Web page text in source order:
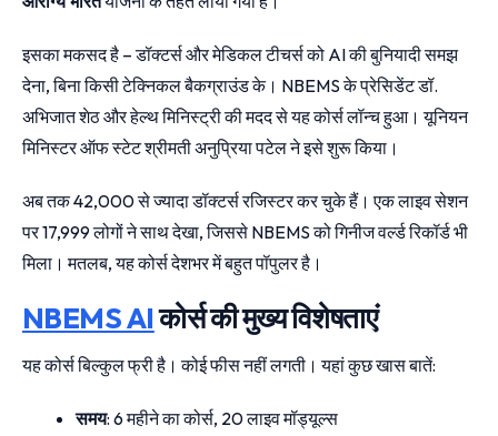
इसका मकसद है – डॉक्टर्स और मेडिकल टीचर्स को AI की बुनियादी समझ
देना, बिना किसी टेक्निकल बैकग्राउंड के। NBEMS के प्रेसिडेंट डॉ.
अभिजात शेठ और हेल्थ मिनिस्ट्री की मदद से यह कोर्स लॉन्च हुआ। यूनियन
मिनिस्टर ऑफ स्टेट श्रीमती अनुप्रिया पटेल ने इसे शुरू किया।
अब तक 42,000 से ज्यादा डॉक्टर्स रजिस्टर कर चुके हैं। एक लाइव सेशन
पर 17,999 लोगों ने साथ देखा, जिससे NBEMS को गिनीज वर्ल्ड रिकॉर्ड भी
मिला। मतलब, यह कोर्स देशभर में बहुत पॉपुलर है।
NBEMS AIकोर्स की मुख्य विशेषताएं
यह कोर्स बिल्कुल फ्री है। कोई फीस नहीं लगती। यहां कुछ खास बातें:
समय: 6 महीने का कोर्स, 20 लाइव मॉड्यूल्स